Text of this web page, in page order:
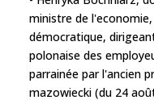
ministre de
démocratique,
polonaise des
parrainée par l'ancien
mazowiecki (du 24